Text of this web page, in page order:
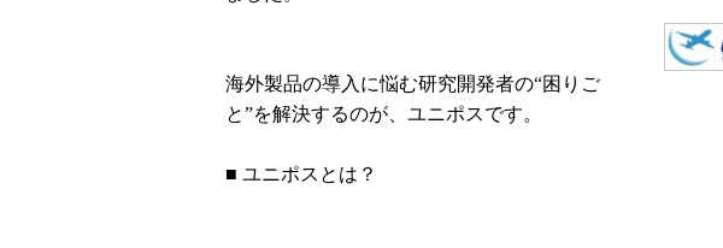
海外製品の導入に悩む研究開発者の“困りご
と”を解決するのが、ユニポスです。
■ ユニポスとは？